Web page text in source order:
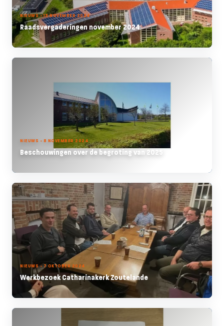
NIEUWS - 13 NOVEMBER 2024
Raadsvergaderingen november 2024
NIEUWS - 8 NOVEMBER 2024
Beschouwingen over de begroting van 2025
NIEUWS - 7 OKTOBER 2024
Werkbezoek Catharinakerk Zoutelande